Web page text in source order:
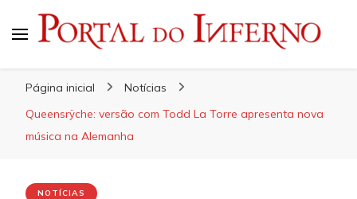
Página inicial
Notícias
Queensrÿche: versão com Todd La Torre apresenta nova
música na Alemanha
NOTÍCIAS